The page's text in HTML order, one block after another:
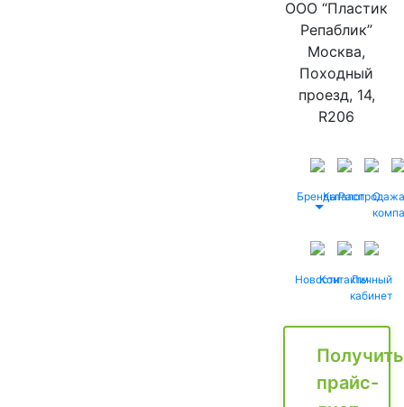
ООО “Пластик
Репаблик”
Москва,
Походный
проезд, 14,
R206
БрендыКаталог
Распродажа
О
НовостиКонтактыЛичный
кабинет
Получить
прайс-